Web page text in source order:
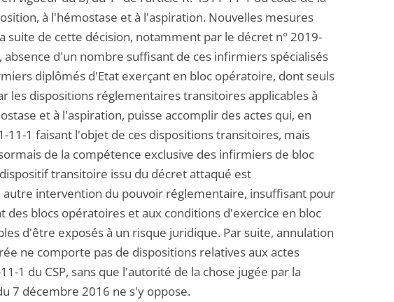
à l'hémostase et à l'aspiration. Nouvelles mesures
de cette décision, notamment par le décret n° 2019-
d'un nombre suffisant de ces infirmiers spécialisés
diplômés d'Etat exerçant en bloc opératoire, dont seuls
les dispositions réglementaires transitoires applicables à
et à l'aspiration, puisse accomplir des actes qui, en
11-1 faisant l'objet de ces dispositions transitoires, mais
de la compétence exclusive des infirmiers de bloc
transitoire issu du décret attaqué est
intervention du pouvoir réglementaire, insuffisant pour
blocs opératoires et aux conditions d'exercice en bloc
d'être exposés à un risque juridique. Par suite, annulation
ne comporte pas de dispositions relatives aux actes
1 du CSP, sans que l'autorité de la chose jugée par la
7 décembre 2016 ne s'y oppose.